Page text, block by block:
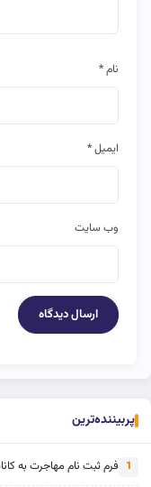
نام*
ایمیل*
وب‌ سایت
پربیننده‌ترین
1 فرم ثبت نام مهاجرت به